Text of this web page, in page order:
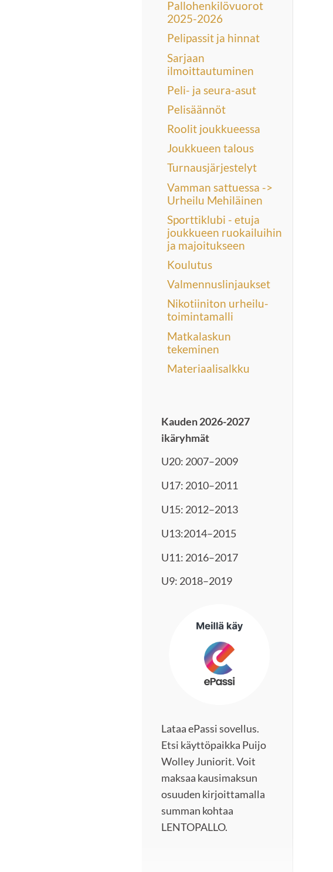
Pallohenkilövuorot
2025-2026
Pelipassit ja hinnat
Sarjaan
ilmoittautuminen
Peli- ja seura-asut
Pelisäännöt
Roolit joukkueessa
Joukkueen talous
Turnausjärjestelyt
Vamman sattuessa ->
Urheilu Mehiläinen
Sporttiklubi - etuja
joukkueen ruokailuihin
ja majoitukseen
Koulutus
Valmennuslinjaukset
Nikotiiniton urheilu-
toimintamalli
Matkalaskun
tekeminen
Materiaalisalkku
Kauden 2026-2027
ikäryhmät
U20: 2007–2009
U17: 2010–2011
U15: 2012–2013
U13:2014–2015
U11: 2016–2017
U9: 2018–2019
Lataa ePassi sovellus.
Etsi käyttöpaikka Puijo
Wolley Juniorit. Voit
maksaa kausimaksun
osuuden kirjoittamalla
summan kohtaa
LENTOPALLO.